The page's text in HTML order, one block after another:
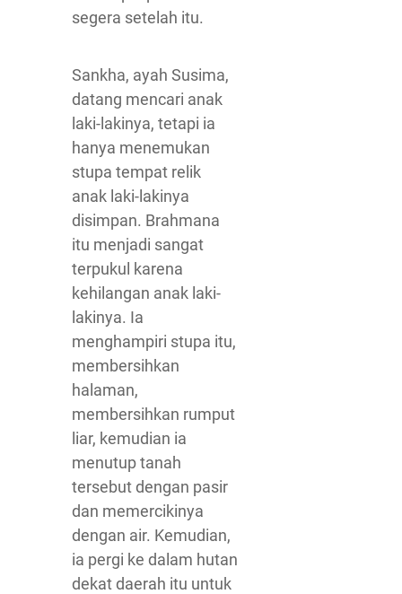
segera setelah itu.
Sankha, ayah Susima,
datang mencari anak
laki-lakinya, tetapi ia
hanya menemukan
stupa tempat relik
anak laki-lakinya
disimpan. Brahmana
itu menjadi sangat
terpukul karena
kehilangan anak laki-
lakinya. Ia
menghampiri stupa itu,
membersihkan
halaman,
membersihkan rumput
liar, kemudian ia
menutup tanah
tersebut dengan pasir
dan memercikinya
dengan air. Kemudian,
ia pergi ke dalam hutan
dekat daerah itu untuk